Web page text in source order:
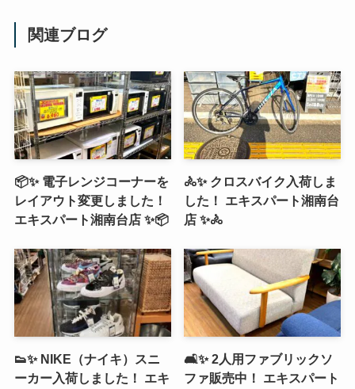
関連ブログ
📦✨ 電子レンジコーナーを
レイアウト変更しました！
エキスパート湘南台店 ✨📦
🚴✨ クロスバイク入荷しま
した！ エキスパート湘南台
店 ✨🚴
👟✨ NIKE（ナイキ）スニ
ーカー入荷しました！ エキ
🛋️✨ 2人用ファブリックソ
ファ販売中！ エキスパート